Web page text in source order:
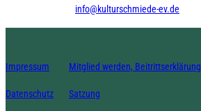
info@kulturschmiede-ev.de
Impressum
Datenschutz
Mitglied werden, Beitrittserklärung
Satzung